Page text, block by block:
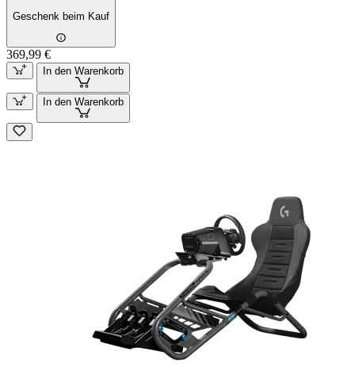
Geschenk beim Kauf
369,99 €
In den Warenkorb
In den Warenkorb